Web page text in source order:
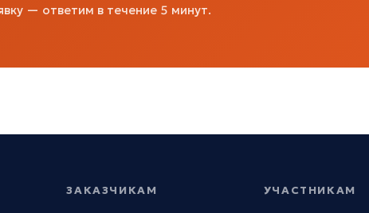
— ответим в течение 5 минут.
ЗАКАЗЧИКАМ УЧАСТНИКАМ